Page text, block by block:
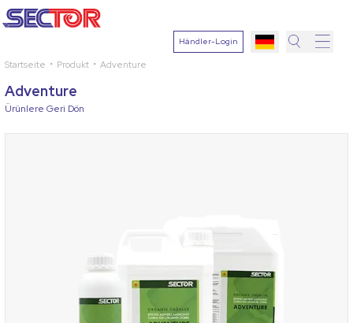
Händler-Login
Suchen
Startseite Produkt Adventure
Adventure
Ürünlere Geri Dön